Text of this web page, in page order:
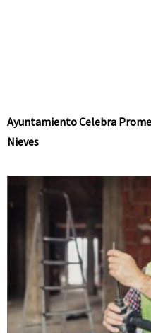
Ayuntamiento Celebra
Nieves